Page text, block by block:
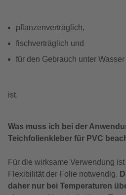
pflanzenverträglich,
fischverträglich und
für den Gebrauch unter
ist.
Was muss ich bei der
Teichfolienkleber für PVC
Für die wirksame Verwendung
Flexibilität der Folie notwendig.
daher nur bei Temperaturen